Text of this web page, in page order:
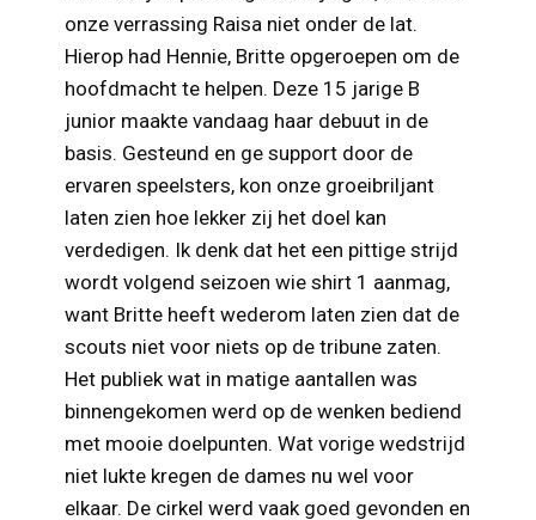
onze verrassing Raisa niet onder de lat.
Hierop had Hennie, Britte opgeroepen om de
hoofdmacht te helpen. Deze 15 jarige B
junior maakte vandaag haar debuut in de
basis. Gesteund en ge support door de
ervaren speelsters, kon onze groeibriljant
laten zien hoe lekker zij het doel kan
verdedigen. Ik denk dat het een pittige strijd
wordt volgend seizoen wie shirt 1 aanmag,
want Britte heeft wederom laten zien dat de
scouts niet voor niets op de tribune zaten.
Het publiek wat in matige aantallen was
binnengekomen werd op de wenken bediend
met mooie doelpunten. Wat vorige wedstrijd
niet lukte kregen de dames nu wel voor
elkaar. De cirkel werd vaak goed gevonden en